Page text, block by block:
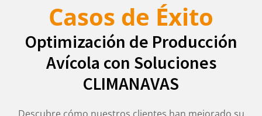
Casos de Éxito
Optimización de Producción
Avícola con Soluciones
CLIMANAVAS